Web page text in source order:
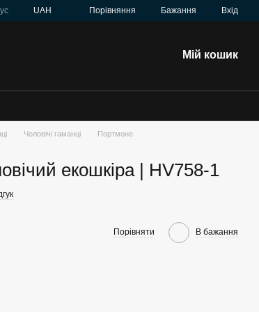
UAH Порівняння Бажання Вхід
Мій кошик
Чоловічі гаманці
Портмоне
екошкіра | HV758-1
Порівняти В бажання